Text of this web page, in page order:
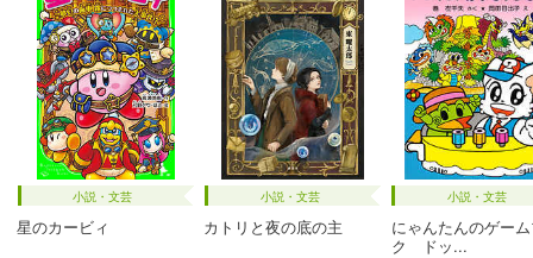
小説・文芸
星のカービィ
小説・文芸
カトリと夜の底の主
小説・文芸
にゃんたんのゲー
ク ドッ...